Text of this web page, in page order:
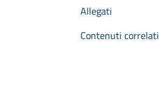
Allegati
Contenuti correlati